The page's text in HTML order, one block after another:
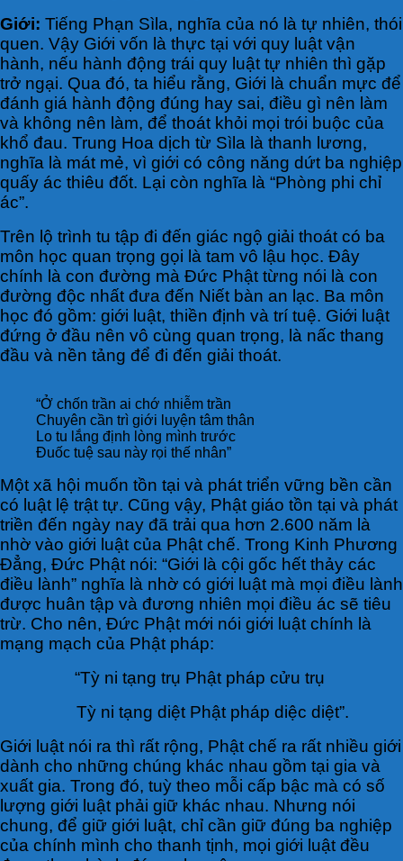
Giới: Tiếng Phạn Sìla, nghĩa của nó là tự nhiên, thói
quen. Vậy Giới vốn là thực tại với quy luật vận
hành, nếu hành động trái quy luật tự nhiên thì gặp
trở ngại. Qua đó, ta hiểu rằng, Giới là chuẩn mực để
đánh giá hành động đúng hay sai, điều gì nên làm
và không nên làm, để thoát khỏi mọi trói buộc của
khổ đau. Trung Hoa dịch từ Sìla là thanh lương,
nghĩa là mát mẻ, vì giới có công năng dứt ba nghiệp
quấy ác thiêu đốt. Lại còn nghĩa là “Phòng phi chỉ
ác”.
Trên lộ trình tu tập đi đến giác ngộ giải thoát có ba
môn học quan trọng gọi là tam vô lậu học. Đây
chính là con đường mà Đức Phật từng nói là con
đường độc nhất đưa đến Niết bàn an lạc. Ba môn
học đó gồm: giới luật, thiền định và trí tuệ. Giới luật
đứng ở đầu nên vô cùng quan trọng, là nấc thang
đầu và nền tảng để đi đến giải thoát.
“Ở chốn trần ai chớ nhiễm trần
Chuyên cần trì giới luyện tâm thân
Lo tu lắng định lòng mình trước
Đuốc tuệ sau này rọi thế nhân”
Một xã hội muốn tồn tại và phát triển vững bền cần
có luật lệ trật tự. Cũng vậy, Phật giáo tồn tại và phát
triền đến ngày nay đã trải qua hơn 2.600 năm là
nhờ vào giới luật của Phật chế. Trong Kinh Phương
Đẳng, Đức Phật nói: “Giới là cội gốc hết thảy các
điều lành” nghĩa là nhờ có giới luật mà mọi điều lành
được huân tập và đương nhiên mọi điều ác sẽ tiêu
trừ. Cho nên, Đức Phật mới nói giới luật chính là
mạng mạch của Phật pháp:
“Tỳ ni tạng trụ Phật pháp cửu trụ
Tỳ ni tạng diệt Phật pháp diệc diệt”.
Giới luật nói ra thì rất rộng, Phật chế ra rất nhiều giới
dành cho những chúng khác nhau gồm tại gia và
xuất gia. Trong đó, tuỳ theo mỗi cấp bậc mà có số
lượng giới luật phải giữ khác nhau. Nhưng nói
chung, để giữ giới luật, chỉ cần giữ đúng ba nghiệp
của chính mình cho thanh tịnh, mọi giới luật đều